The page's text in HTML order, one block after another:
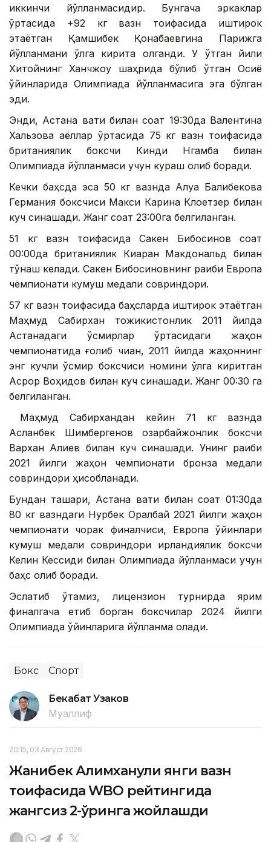
иккинчи йўлланмасидир. Бунгача эркаклар
ўртасида +92 кг вазн тоифасида иштирок
этаётган Қамшибек Қонқабаевгина Парижга
йўлланмани қўлга кирита олганди. У ўтган йили
Хитойнинг Ханчжоу шаҳрида бўлиб ўтган Осиё
ўйинларида Олимпиада йўлланмасига эга бўлган
эди.
Энди, Астана вақти билан соат 19:30да Валентина
Хальзова аёллар ўртасида 75 кг вазн тоифасида
британиялик боксчи Кинди Нгамба билан
Олимпиада йўлланмаси учун кураш олиб боради.
Кечки баҳсда эса 50 кг вазнда Алуа Балқибекова
Германия боксчиси Макси Карина Клоетзер билан
куч синашади. Жанг соат 23:00га белгиланган.
51 кг вазн тоифасида Сакен Бибосинов соат
00:00да британиялик Киаран Макдональд билан
тўқнаш келади. Сакен Бибосиновнинг рақиби Европа
чемпионати кумуш медали совриндори.
57 кг вазн тоифасида баҳсларда иштирок этаётган
Маҳмуд Сабирхан тожикистонлик 2011 йилда
Астанадаги ўсмирлар ўртасидаги жаҳон
чемпионатида ғолиб чиққан, 2011 йилда жаҳоннинг
энг кучли ўсмир боксчиси номини қўлга киритган
Асрор Воҳидов билан куч синашади. Жанг 00:30 га
белгиланган.
Маҳмуд Сабирхандан кейин 71 кг вазнда
Асланбек Шимбергенов озарбайжонлик боксчи
Вархан Алиев билан куч синашади. Унинг рақиби
2021 йилги жаҳон чемпионати бронза медали
совриндори ҳисобланади.
Бундан ташқари, Астана вақти билан соат 01:30да
80 кг вазндаги Нурбек Оралбай 2021 йилги жаҳон
чемпионати чорак финалчиси, Европа ўйинлари
кумуш медали совриндори ирландиялик боксчи
Келин Кессиди билан Олимпиада йўлланмаси учун
баҳс олиб боради.
Эслатиб ўтамиз, лицензион турнирда ярим
финалгача етиб борган боксчилар 2024 йилги
Олимпиада ўйинларига йўлланма олади.
Бокс Спорт
Бекабат Узаков
Муаллиф
20:15, 03 Август 2026
Жанибек Алимханули янги вазн
тоифасида WBO рейтингида
жангсиз 2-ўринга жойлашди